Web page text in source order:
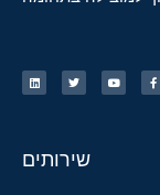
שירותים